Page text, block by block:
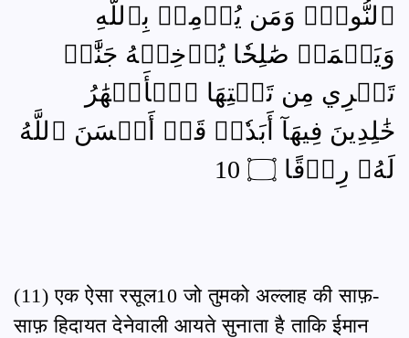
ٱلنُّورِۚ وَمَن يُؤۡمِنۢ بِٱللَّهِ
وَيَعۡمَلۡ صَٰلِحٗا يُدۡخِلۡهُ جَنَّٰتٖ
تَجۡرِي مِن تَحۡتِهَا ٱلۡأَنۡهَٰرُ
خَٰلِدِينَ فِيهَآ أَبَدٗاۖ قَدۡ أَحۡسَنَ ٱللَّهُ
لَهُۥ رِزۡقًا ۝ 10
(11) एक ऐसा रसूल10 जो तुमको अल्लाह की साफ़-
साफ़ हिदायत देनेवाली आयते सुनाता है ताकि ईमान